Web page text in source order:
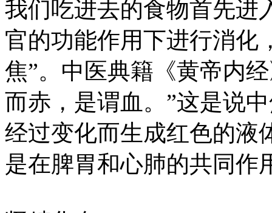
我们吃进去的食物首先进
官的功能作用下进行消化
焦”。中医典籍《黄帝内
而赤，是谓血。”这是说
经过变化而生成红色的液
是在脾胃和心肺的共同作